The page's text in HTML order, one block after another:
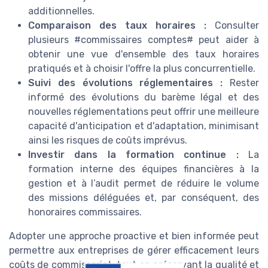
additionnelles.
Comparaison des taux horaires : Consulter
plusieurs #commissaires comptes# peut aider à
obtenir une vue d'ensemble des taux horaires
pratiqués et à choisir l'offre la plus concurrentielle.
Suivi des évolutions réglementaires : Rester
informé des évolutions du barème légal et des
nouvelles réglementations peut offrir une meilleure
capacité d'anticipation et d'adaptation, minimisant
ainsi les risques de coûts imprévus.
Investir dans la formation continue :La
formation interne des équipes financières à la
gestion et à l’audit permet de réduire le volume
des missions déléguées et, par conséquent, des
honoraires commissaires.
Adopter une approche proactive et bien informée peut
permettre aux entreprises de gérer efficacement leurs
coûts de commissariat, tout en préservant la qualité et